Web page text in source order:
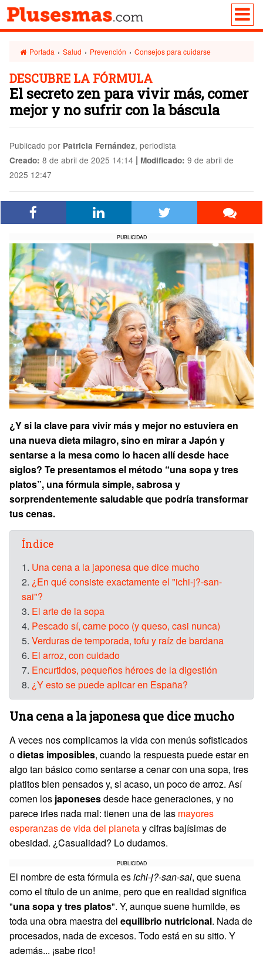
Portada › Salud › Prevención › Consejos para cuidarse
DESCUBRE LA FÓRMULA
El secreto zen para vivir más, comer
mejor y no sufrir con la báscula
Publicado por Patricia Fernández, periodista
Creado: 8 de abril de 2025 14:14 | Modificado: 9 de abril de
2025 12:47
PUBLICIDAD
¿Y si la clave para vivir más y mejor no estuviera en
una nueva dieta milagro, sino en mirar a Japón y
sentarse a la mesa como lo hacen allí desde hace
siglos? Te presentamos el método “una sopa y tres
platos”, una fórmula simple, sabrosa y
sorprendentemente saludable que podría transformar
tus cenas.
Índice
1. Una cena a la japonesa que dice mucho
2. ¿En qué consiste exactamente el "ichi-j?-san-
sai"?
3. El arte de la sopa
4. Pescado sí, carne poco (y queso, casi nunca)
5. Verduras de temporada, tofu y raíz de bardana
6. El arroz, con cuidado
7. Encurtidos, pequeños héroes de la digestión
8. ¿Y esto se puede aplicar en España?
Una cena a la japonesa que dice mucho
A veces nos complicamos la vida con menús sofisticados
odietas imposibles, cuando la respuesta puede estar en
algo tan básico como sentarse a cenar con una sopa, tres
platitos bien pensados y, si acaso, un poco de arroz. Así
comen los japonesesdesde hace generaciones, y no
parece irles nada mal: tienen una de las mayores
esperanzas de vida del planetay cifras bajísimas de
obesidad. ¿Casualidad? Lo dudamos.
PUBLICIDAD
El nombre de esta fórmula esichi-j?-san-sai, que suena
como el título de un anime, pero que en realidad significa
"una sopa y tres platos". Y, aunque suene humilde, es
toda una obra maestra del equilibrio nutricional. Nada de
procesados, nada de excesos. Todo está en su sitio. Y
además... ¡sabe rico!